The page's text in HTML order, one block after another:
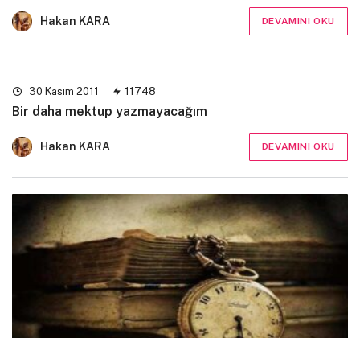
Hakan KARA DEVAMINI OKU
30 Kasım 2011 11748
Bir daha mektup yazmayacağım
Hakan KARA DEVAMINI OKU